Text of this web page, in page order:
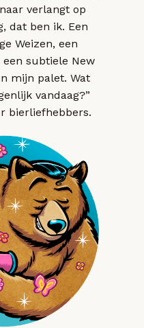
verlangt op
dat ben ik. Een
Weizen, een
een subtiele New
mijn palet. Wat
vandaag?”
bierliefhebbers.